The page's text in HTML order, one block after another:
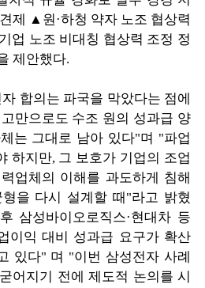
제 ▲원·하청 약자 노조 협상력
업 노조 비대칭 협상력 조정 정
제안했다.
합의는 파국을 막았다는 점에
만으로도 수조 원의 성과급 양
는 그대로 남아 있다"며 "파업
하지만, 그 보호가 기업의 조업
업체의 이해를 과도하게 침해
을 다시 설계할 때"라고 밝혔
삼성바이오로직스·현대차 등
이익 대비 성과급 요구가 확산
있다" 며 "이번 삼성전자 사례
어지기 전에 제도적 논의를 시